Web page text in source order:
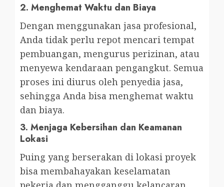
2. Menghemat Waktu dan Biaya
Dengan menggunakan jasa profesional,
Anda tidak perlu repot mencari tempat
pembuangan, mengurus perizinan, atau
menyewa kendaraan pengangkut. Semua
proses ini diurus oleh penyedia jasa,
sehingga Anda bisa menghemat waktu
dan biaya.
3. Menjaga Kebersihan dan Keamanan
Lokasi
Puing yang berserakan di lokasi proyek
bisa membahayakan keselamatan